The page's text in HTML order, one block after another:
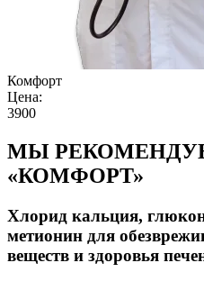
Комфорт
Цена:
3900
МЫ
«КОМФОРТ»
Хлорид кальция,
метионин для
веществ и здоровья